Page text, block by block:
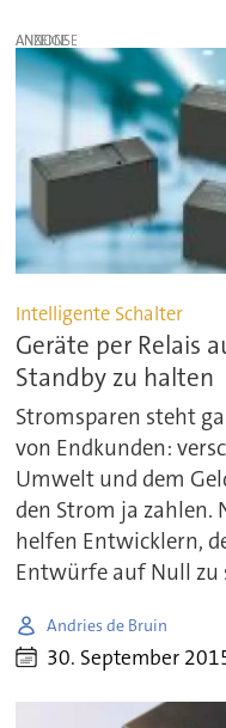
ANZEIGE
Intelligente Schalter
Geräte per Relais
Standby zu halten
Stromsparen steht
von Endkunden:
Umwelt und dem
den Strom ja zahlen.
helfen Entwicklern,
Entwürfe auf Null zu
Andries de Bruin
30. September